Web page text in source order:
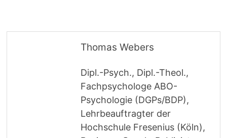
Thomas Webers
Dipl.-Psych., Dipl.-Theol.,
Fachpsychologe ABO-
Psychologie (DGPs/BDP),
Lehrbeauftragter der
Hochschule Fresenius (Köln),